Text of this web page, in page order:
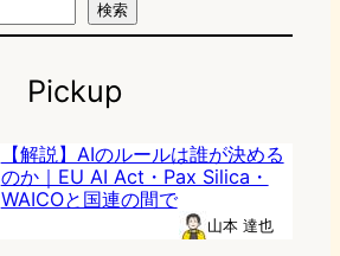
検索
Pickup
【解説】AIのルールは誰が決める
のか｜EU AI Act・Pax Silica・
WAICOと国連の間で
山本 達也